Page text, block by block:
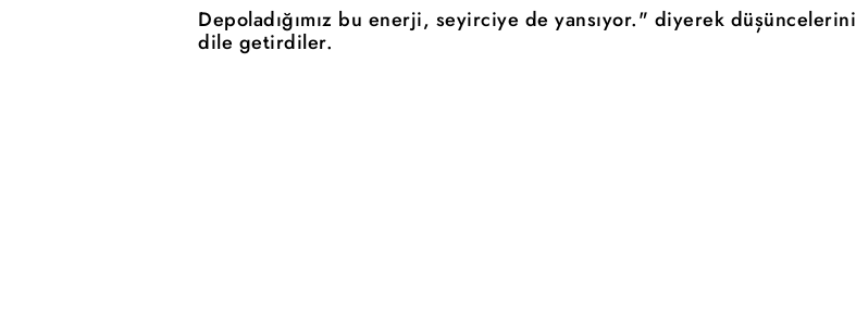
Depoladığımız bu enerji, seyirciye de yansıyor." diyerek düşüncelerini
dile getirdiler.